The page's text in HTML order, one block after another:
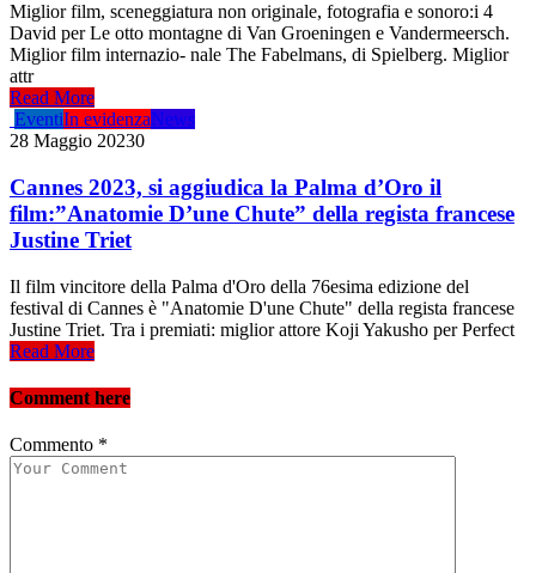
Miglior film, sceneggiatura non originale, fotografia e sonoro:i 4
David per Le otto montagne di Van Groeningen e Vandermeersch.
Miglior film internazio- nale The Fabelmans, di Spielberg. Miglior
attr
Read More
EventiIn evidenzaNews
28 Maggio 20230
Cannes 2023, si aggiudica la Palma d’Oro il
film:”Anatomie D’une Chute” della regista francese
Justine Triet
Il film vincitore della Palma d'Oro della 76esima edizione del
festival di Cannes è "Anatomie D'une Chute" della regista francese
Justine Triet. Tra i premiati: miglior attore Koji Yakusho per Perfect
Read More
Comment here
Commento *